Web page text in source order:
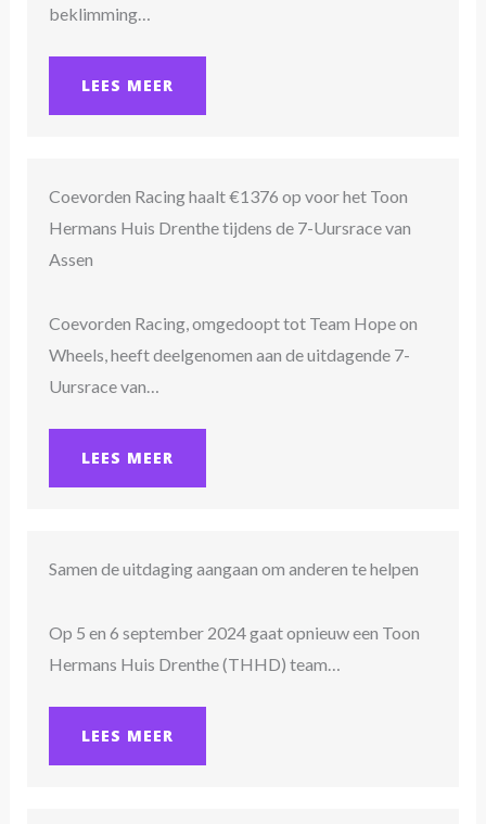
beklimming…
LEES MEER
Coevorden Racing haalt €1376 op voor het Toon
Hermans Huis Drenthe tijdens de 7-Uursrace van
Assen
Coevorden Racing, omgedoopt tot Team Hope on
Wheels, heeft deelgenomen aan de uitdagende 7-
Uursrace van…
LEES MEER
Samen de uitdaging aangaan om anderen te helpen
Op 5 en 6 september 2024 gaat opnieuw een Toon
Hermans Huis Drenthe (THHD) team…
LEES MEER